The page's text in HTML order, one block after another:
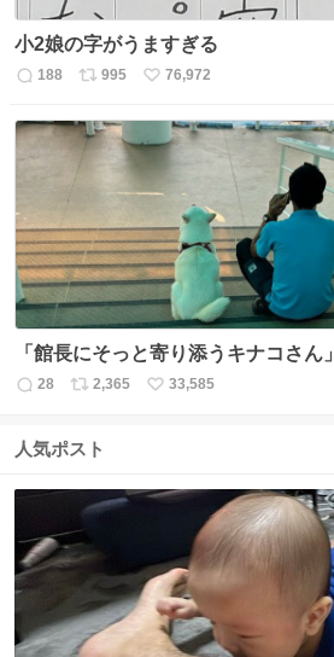
小2娘の字がうますぎる
返
数
188
リ
ス
995
い
ね
76,972
「館長にそっと寄り添うキナコさん」
返
数
28
リ
ス
2,365
い
33,585
人気ポスト